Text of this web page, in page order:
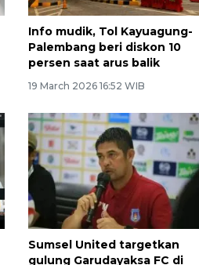
Info mudik, Tol Kayuagung-
Palembang beri diskon 10
persen saat arus balik
19 March 2026 16:52 WIB
Sumsel United targetkan
gulung Garudayaksa FC di